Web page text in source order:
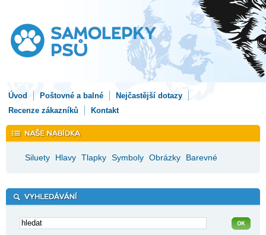
Úvod Poštovné a balné
Nejčastější dotazy
Recenze zákazníků
Kontakt
Siluety Hlavy Tlapky Symboly Obrázky Barevné